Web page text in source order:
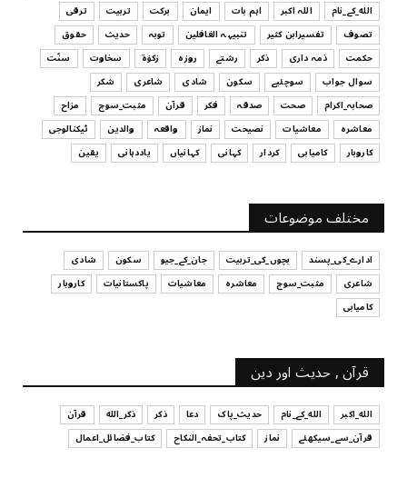
UNCATEGORIZED
اس وقت آپ کا موڈ کیسا ہے؟
July 29, 2026
UNCATEGORIZED
قرض لینے اور دینے میں ہوشیاری
July 29, 2026
آپ کا فیصلہ کرنے کا انداز
July 29, 2026
الله_کے_نام
اللہ اکبر اہم بات ایمان برکت تربیت
ترقی
تصوف
تفسیرابن کثیر تنبیہہ الغافلین توبہ حدیث
حقوق
حکمت
ذمہ داری ذکر رشتے روزہ زکوٰۃ سخاوت
سنّت
سوال جواب
سوچئیے سکون شادی شاعری
شکر
صحابہ_اکرام
صحت صدقہ فکر قرآن مثبت_سوچ
مزاح
معاشرہ
معاشیات نصیحت نماز واقعہ والدین
ٹیکنالوجی
کاروبار
کامیابی کردار کہانی کہانیاں یاددہانی یقین
مختلف موضوعات
ادارے_کی_پسند بچوں_کی_تربیت جان_کے_جیو سکون
شادی
شاعری
مثبت_سوچ معاشرہ معاشیات پاکستانیات
کاروبار
کامیابی
قرآن , حدیث اور دین
الله_اکبر الله_کے_نام حدیث_پاک دعا ذکر ذکر_الله
قرآن
قرآن_سے_سیکھئے
نماز کتاب_تحفہ_النکاح کتاب_فضائل_اعمال